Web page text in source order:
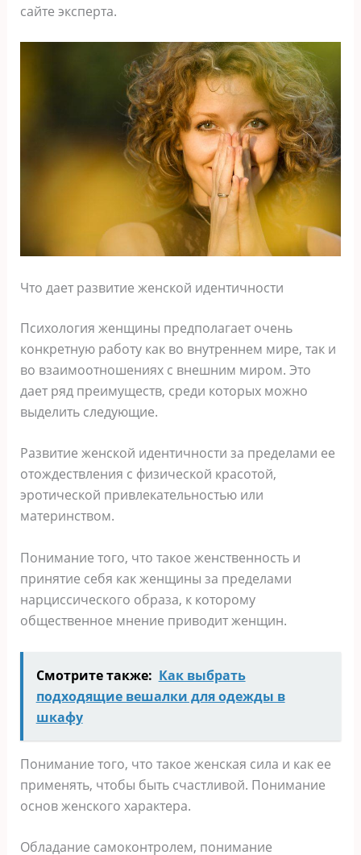
сайте эксперта.
Что дает развитие женской идентичности
Психология женщины предполагает очень
конкретную работу как во внутреннем мире, так и
во взаимоотношениях с внешним миром. Это
дает ряд преимуществ, среди которых можно
выделить следующие.
Развитие женской идентичности за пределами ее
отождествления с физической красотой,
эротической привлекательностью или
материнством.
Понимание того, что такое женственность и
принятие себя как женщины за пределами
нарциссического образа, к которому
общественное мнение приводит женщин.
Смотрите также: Как выбрать
подходящие вешалки для одежды в
шкафу
Понимание того, что такое женская сила и как ее
применять, чтобы быть счастливой. Понимание
основ женского характера.
Обладание самоконтролем, понимание